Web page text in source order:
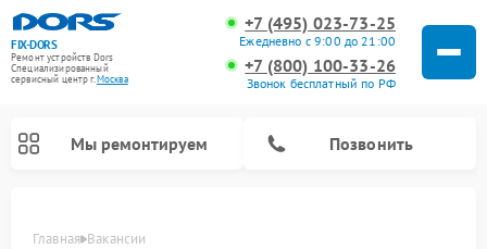
FIX-DORS
Ремонт устройств Dors
Специализированный
cервисный центр г.Москва
+7 (495) 023-73-25
Ежедневно с 9:00 до 21:00
+7 (800) 100-33-26
Звонок бесплатный по РФ
Мы ремонтируем Позвонить
Главная Вакансии